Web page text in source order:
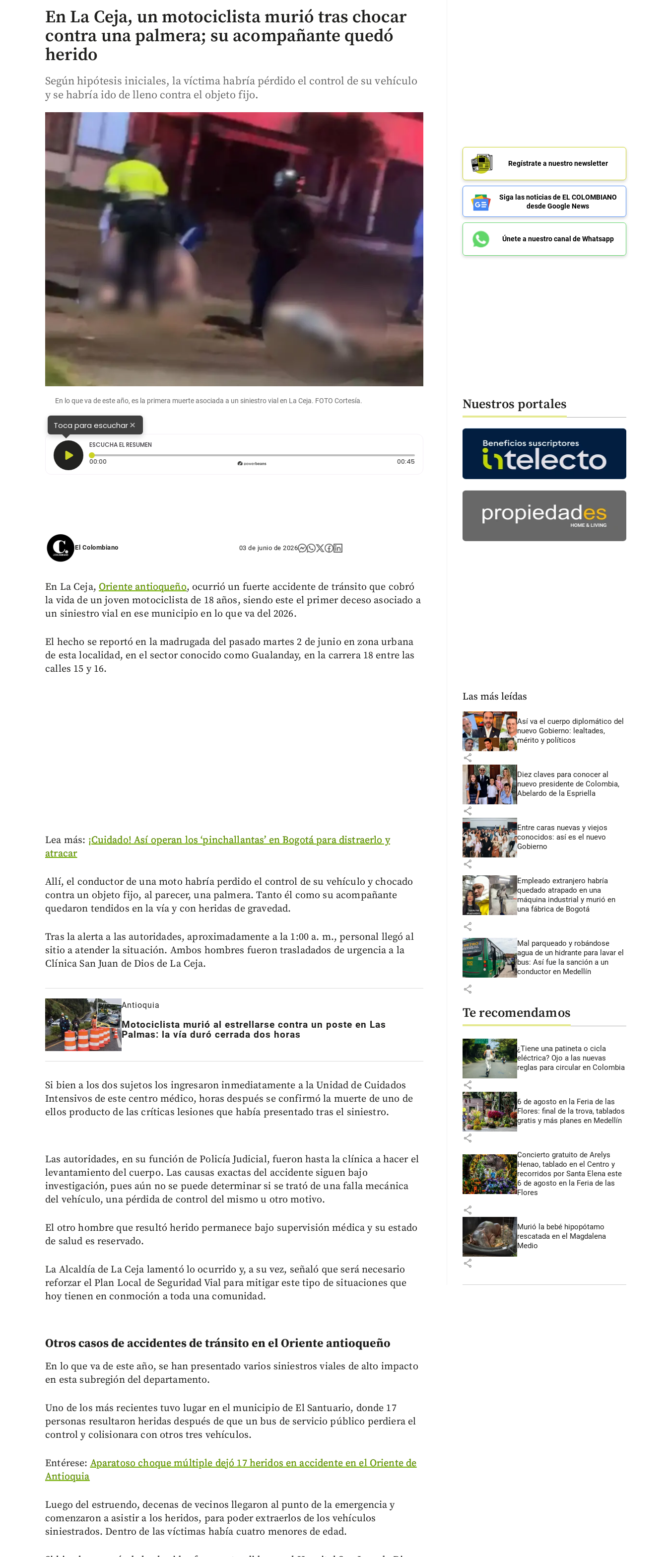
En La Ceja, un motociclista murió tras chocar
contra una palmera; su acompañante quedó
herido
Según hipótesis iniciales, la víctima habría pérdido el control de su vehículo
y se habría ido de lleno contra el objeto fijo.
En lo que va de este año, es la primera muerte asociada a un siniestro vial en La Ceja. FOTO Cortesía.
Toca para escuchar×
ESCUCHA EL RESUMEN
00:00
00:45Duración: 45 segundos
El Colombiano 03 de junio de 2026
En La Ceja, Oriente antioqueño, ocurrió un fuerte accidente de tránsito que cobró
la vida de un joven motociclista de 18 años, siendo este el primer deceso asociado a
un siniestro vial en ese municipio en lo que va del 2026.
El hecho se reportó en la madrugada del pasado martes 2 de junio en zona urbana
de esta localidad, en el sector conocido como Gualanday, en la carrera 18 entre las
calles 15 y 16.
Lea más: ¡Cuidado! Así operan los ‘pinchallantas’ en Bogotá para distraerlo y
atracar
Allí, el conductor de una moto habría perdido el control de su vehículo y chocado
contra un objeto fijo, al parecer, una palmera. Tanto él como su acompañante
quedaron tendidos en la vía y con heridas de gravedad.
Tras la alerta a las autoridades, aproximadamente a la 1:00 a. m., personal llegó al
sitio a atender la situación. Ambos hombres fueron trasladados de urgencia a la
Clínica San Juan de Dios de La Ceja.
Antioquia
Motociclista murió al estrellarse contra un poste en Las
Palmas: la vía duró cerrada dos horas
Si bien a los dos sujetos los ingresaron inmediatamente a la Unidad de Cuidados
Intensivos de este centro médico, horas después se confirmó la muerte de uno de
ellos producto de las críticas lesiones que había presentado tras el siniestro.
Las autoridades, en su función de Policía Judicial, fueron hasta la clínica a hacer el
levantamiento del cuerpo. Las causas exactas del accidente siguen bajo
investigación, pues aún no se puede determinar si se trató de una falla mecánica
del vehículo, una pérdida de control del mismo u otro motivo.
El otro hombre que resultó herido permanece bajo supervisión médica y su estado
de salud es reservado.
La Alcaldía de La Ceja lamentó lo ocurrido y, a su vez, señaló que será necesario
reforzar el Plan Local de Seguridad Vial para mitigar este tipo de situaciones que
hoy tienen en conmoción a toda una comunidad.
Otros casos de accidentes de tránsito en el Oriente antioqueño
En lo que va de este año, se han presentado varios siniestros viales de alto impacto
en esta subregión del departamento.
Uno de los más recientes tuvo lugar en el municipio de El Santuario, donde 17
personas resultaron heridas después de que un bus de servicio público perdiera el
control y colisionara con otros tres vehículos.
Entérese:Aparatoso choque múltiple dejó 17 heridos en accidente en el Oriente de
Antioquia
Luego del estruendo, decenas de vecinos llegaron al punto de la emergencia y
comenzaron a asistir a los heridos, para poder extraerlos de los vehículos
siniestrados. Dentro de las víctimas había cuatro menores de edad.
Regístrate a nuestro newsletter
Siga las noticias de EL COLOMBIANO
desde Google News
Únete a nuestro canal de Whatsapp
Nuestros portales
Las más leídas
Así va el cuerpo diplomático del
nuevo Gobierno: lealtades,
mérito y políticos
share
Diez claves para conocer al
nuevo presidente de Colombia,
Abelardo de la Espriella
share
Entre caras nuevas y viejos
conocidos: así es el nuevo
Gobierno
share
Empleado extranjero habría
quedado atrapado en una
máquina industrial y murió en
una fábrica de Bogotá
share
Mal parqueado y robándose
agua de un hidrante para lavar el
bus: Así fue la sanción a un
conductor en Medellín
share
Te recomendamos
¿Tiene una patineta o cicla
eléctrica? Ojo a las nuevas
reglas para circular en Colombia
share
6 de agosto en la Feria de las
Flores: final de la trova, tablados
gratis y más planes en Medellín
share
Concierto gratuito de Arelys
Henao, tablado en el Centro y
recorridos por Santa Elena este
6 de agosto en la Feria de las
Flores
share
Murió la bebé hipopótamo
rescatada en el Magdalena
Medio
share